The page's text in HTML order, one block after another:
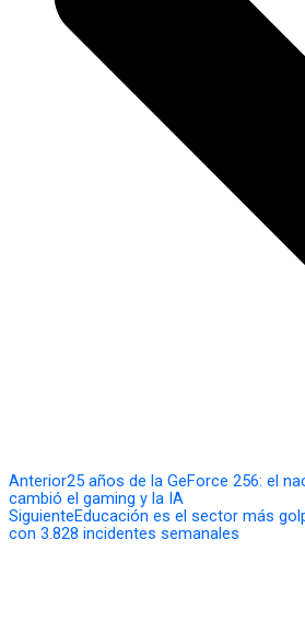
Anterior25 años de la GeForce 256: el
cambió el gaming y la IA
SiguienteEducación es el sector más
con 3.828 incidentes semanales